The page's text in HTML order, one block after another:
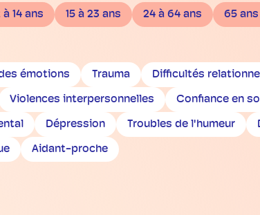
à 14 ans 15 à 23 ans 24 à 64 ans 65
émotions Trauma Difficultés
Violences interpersonnelles Confiance en
Dépression Troubles de l'humeur
Aidant-proche